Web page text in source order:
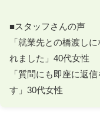
■スタッフさんの声
「就業先との橋渡し
れました」40代女性
「質問にも即座に返
す」30代女性